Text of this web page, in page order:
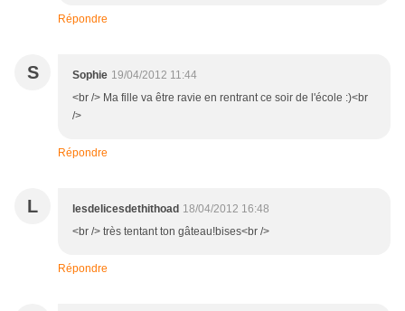
Répondre
S Sophie 19/04/2012 11:44
<br /> Ma fille va être ravie en rentrant ce soir de l'école :)<br
/>
Répondre
L lesdelicesdethithoad 18/04/2012 16:48
<br /> très tentant ton gâteau!bises<br />
Répondre